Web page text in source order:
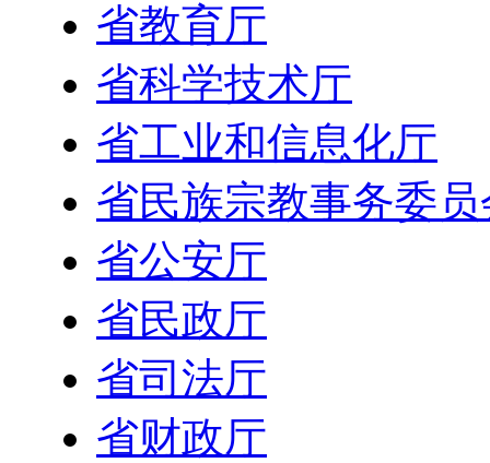
省教育厅
省科学技术厅
省工业和信息化厅
省民族宗教事务委员
省公安厅
省民政厅
省司法厅
省财政厅